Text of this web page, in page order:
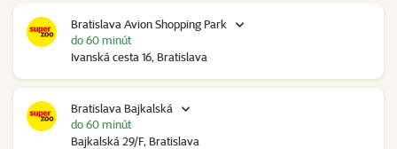
Bratislava Avion Shopping Park
Ivanská cesta 16, Bratislava
do 60 minút
Bratislava Bajkalská
Bajkalská 29/F, Bratislava
do 60 minút